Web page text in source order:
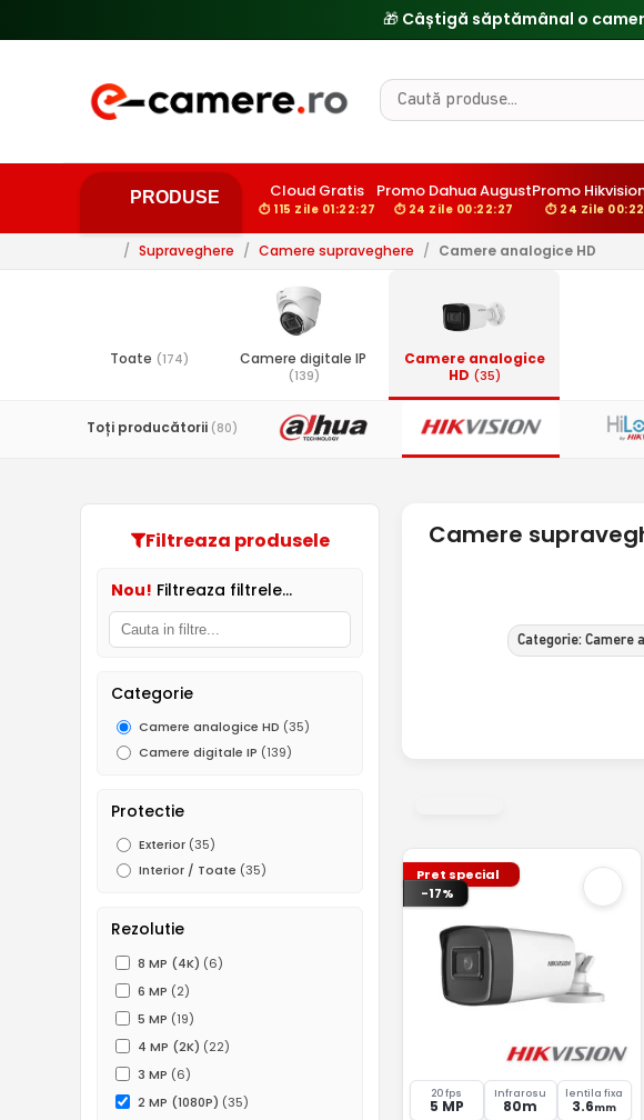
PRODUSE Cloud Gratis
⏱ 115 Zile 01:22:26
Promo Dahua August
⏱ 24 Zile 00:22:26
Promo
⏱ 24 Zile
/ Supraveghere / Camere supraveghere / Camere analogice HD
Toate (174) Camere digitale IP
(139)
Camere analogice
HD (35)
Toți producătorii (80)
Filtreaza produsele
Nou! Filtreaza filtrele...
Categorie
Camere analogice HD (35)
Camere digitale IP (139)
Protectie
Exterior (35)
Interior / Toate (35)
Rezolutie
8 MP (4K) (6)
6 MP (2)
5 MP (19)
4 MP (2K) (22)
3 MP (6)
2 MP (1080P) (35)
Camere
Categorie: Camere
Pret special
-17%
20 fps
5 MP
Infrarosu
80m
lentila fixa
3.6mm